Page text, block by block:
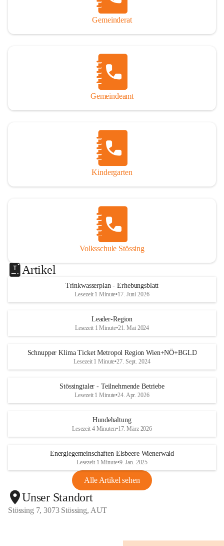
Gemeinderat
Gemeindeamt
Kindergarten
Volksschule Stössing
Artikel
Trinkwasserplan - Erhebungsblatt
Lesezeit 1 Minute•17. Juni 2026
Leader-Region
Lesezeit 1 Minute•21. Mai 2024
Schnupper Klima Ticket Metropol Region Wien+NÖ+BGLD
Lesezeit 1 Minute•27. Sept. 2024
Stössingtaler - Teilnehmende Betriebe
Lesezeit 1 Minute•24. Apr. 2026
Hundehaltung
Lesezeit 4 Minuten•17. März 2026
Energiegemeinschaften Elsbeere Wienerwald
Lesezeit 1 Minute•9. Jan. 2025
Alle Artikel sehen
Unser Standort
Stössing 7, 3073 Stössing, AUT